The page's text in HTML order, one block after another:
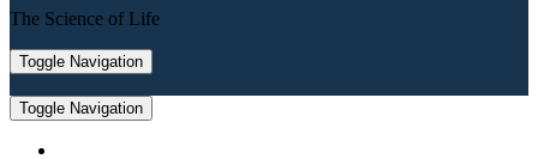
The Science of Life
Toggle Navigation
Toggle Navigation